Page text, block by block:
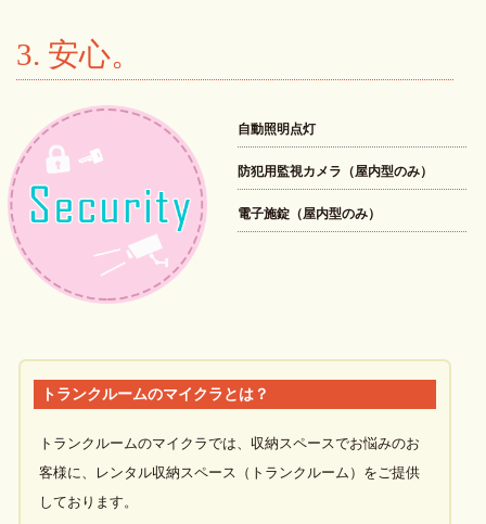
3. 安心。
自動照明点灯
防犯用監視カメラ（屋内型のみ）
電子施錠（屋内型のみ）
トランクルームのマイクラとは？
トランクルームのマイクラでは、収納スペースでお悩みのお
客様に、レンタル収納スペース（トランクルーム）をご提供
しております。